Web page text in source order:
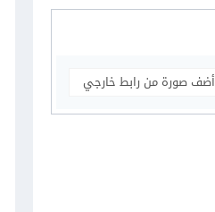
أضف صورة من رابط خارجي